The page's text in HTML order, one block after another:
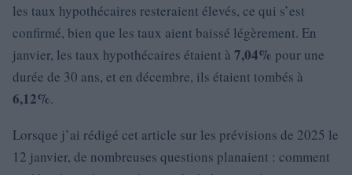
les taux hypothécaires resteraient élevés, ce qui s’est
confirmé, bien que les taux aient baissé légèrement. En
janvier, les taux hypothécaires étaient à 7,04% pour une
durée de 30 ans, et en décembre, ils étaient tombés à
6,12%.
Lorsque j’ai rédigé cet article sur les prévisions de 2025 le
12 janvier, de nombreuses questions planaient : comment